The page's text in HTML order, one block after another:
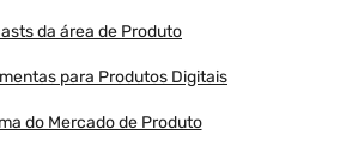
da área de Produto
para Produtos Digitais
do Mercado de Produto